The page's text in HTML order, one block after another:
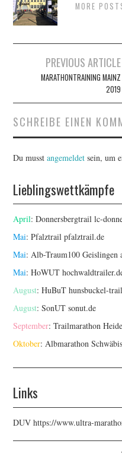
MORE
Artikel-
Navigation
PREVIOUS ARTICLE
MARATHONTRAINING MAINZ
2019
SCHREIBE EINEN
Du musstangemeldet sein, um
Lieblingswettkämpfe
April: Donnersbergtraillc-
Mai: Pfalztrailpfalztrail.de
Mai: Alb-Traum100 Geislingen
Mai: HoWUT
August: HuBuThunsbuckel-
August: SonUTsonut.de
September: Trailmarathon
Oktober: Albmarathon
Links
DUVhttps://www.ultra-